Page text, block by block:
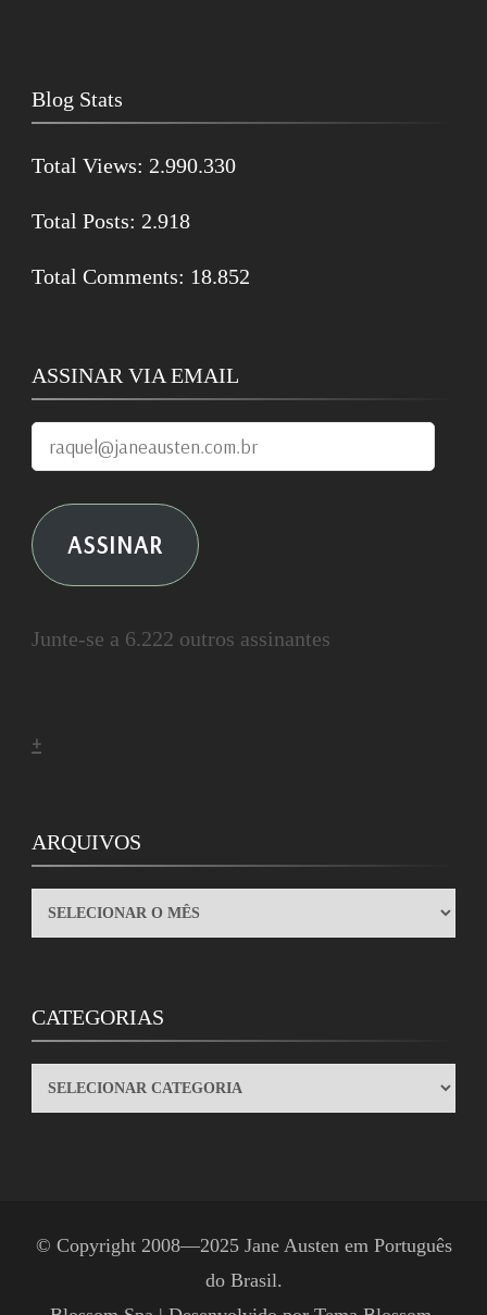
Blog Stats
Total Views: 2.990.330
Total Posts: 2.918
Total Comments: 18.852
ASSINAR VIA EMAIL
raquel@janeausten.com.br
ASSINAR
Junte-se a 6.222 outros assinantes
+
ARQUIVOS
ARQUIVOS
CATEGORIAS
CATEGORIAS
© Copyright 2008—2025 Jane Austen em Português
do Brasil.